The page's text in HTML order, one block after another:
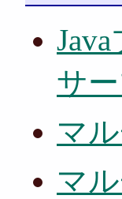
サ
マ
マ